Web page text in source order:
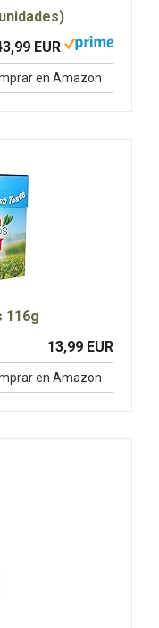
EUR
en Amazon
116g
13,99 EUR
en Amazon